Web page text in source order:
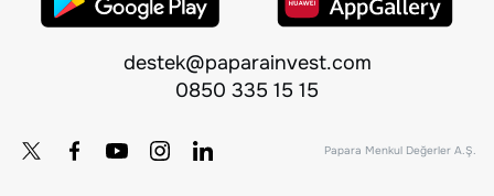
destek@paparainvest.com
0850 335 15 15
Papara Menkul Değerler A.Ş.